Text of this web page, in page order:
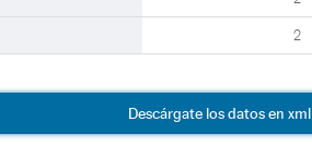
2
Descárgate los datos en xml